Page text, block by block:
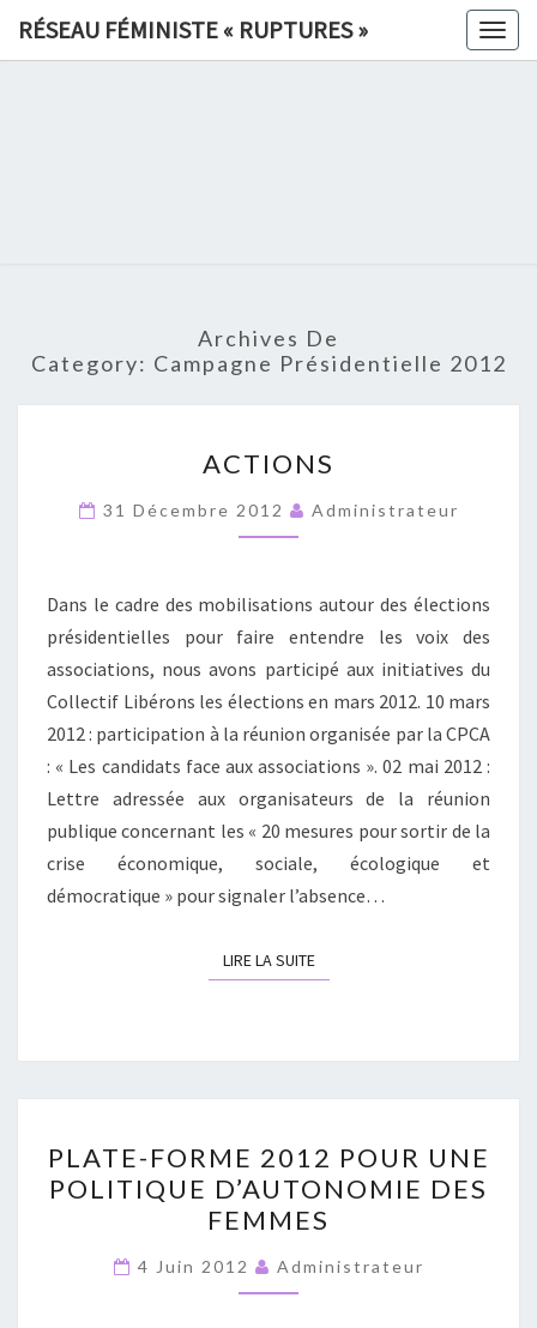
RÉSEAU FÉMINISTE « RUPTURES »
»
Archives De
Category: Campagne Présidentielle 2012
ACTIONS
31 Décembre 2012 Administrateur
Dans le cadre des mobilisations autour des élections
présidentielles pour faire entendre les voix des
associations, nous avons participé aux initiatives du
Collectif Libérons les élections en mars 2012. 10 mars
2012 : participation à la réunion organisée par la CPCA
: « Les candidats face aux associations ». 02 mai 2012 :
Lettre adressée aux organisateurs de la réunion
publique concernant les « 20 mesures pour sortir de la
crise économique, sociale, écologique et
démocratique » pour signaler l’absence…
LIRE LA SUITELIRE LA SUITE
FORME
2012
POUR
UNE
POLITIQUE
PLATE-FORME 2012 POUR UNE
POLITIQUE D’AUTONOMIE DES
FEMMES
4 Juin 2012 Administrateur